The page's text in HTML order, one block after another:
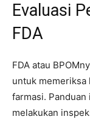
Evaluasi
FDA
FDA atau
untuk memeriksa
farmasi.
melakukan